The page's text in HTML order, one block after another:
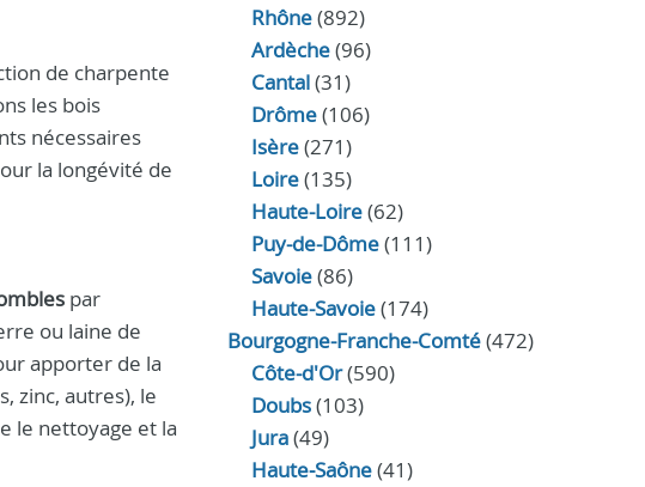
de charpente
les bois
nécessaires
la longévité de
par
ou laine de
apporter de la
zinc, autres), le
le nettoyage et la
Rhône(892)
Ardèche(96)
Cantal(31)
Drôme(106)
Isère(271)
Loire(135)
Haute-Loire(62)
Puy-de-Dôme(111)
Savoie(86)
Haute-Savoie(174)
Bourgogne-Franche-Comté(472)
Côte-d'Or(590)
Doubs(103)
Jura(49)
Haute‑Saône(41)